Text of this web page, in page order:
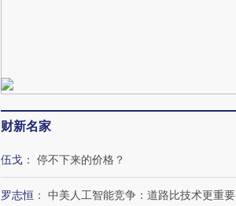
财新名家
伍戈 ： 停不下来的价格？
罗志恒 ： 中美人工智能竞争：道路比技术更重要